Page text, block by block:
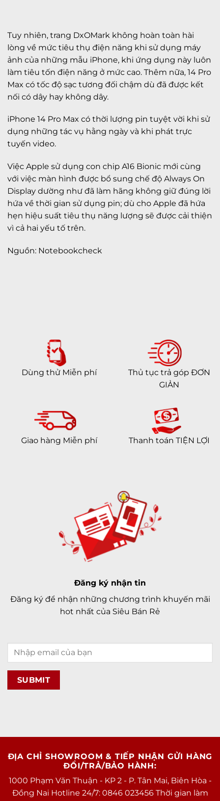
Tuy nhiên, trang DxOMark không hoàn toàn hài
lòng về mức tiêu thụ điện năng khi sử dụng máy
ảnh của những mẫu iPhone, khi ứng dụng này luôn
làm tiêu tốn điện năng ở mức cao. Thêm nữa, 14 Pro
Max có tốc độ sạc tương đối chậm dù đã được kết
nối có dây hay không dây.
iPhone 14 Pro Max có thời lượng pin tuyệt vời khi sử
dụng những tác vụ hằng ngày và khi phát trực
tuyến video.
Việc Apple sử dụng con chip A16 Bionic mới cùng
với việc màn hình được bổ sung chế độ Always On
Display dường như đã làm hãng không giữ đúng lời
hứa về thời gian sử dụng pin; dù cho Apple đã hứa
hẹn hiệu suất tiêu thụ năng lượng sẽ được cải thiện
vì cả hai yếu tố trên.
Nguồn: Notebookcheck
Dùng thử Miễn phí
Thủ tục trả góp ĐƠN
GIẢN
Giao hàng Miễn phí Thanh toán TIỆN LỢI
Đăng ký nhận tin
Đăng ký để nhận những chương trình khuyến mãi
hot nhất của Siêu Bán Rẻ
ĐỊA CHỈ SHOWROOM & TIẾP NHẬN GỬI HÀNG
ĐỔI/TRẢ/BẢO HÀNH:
1000 Phạm Văn Thuận - KP 2 - P. Tân Mai, Biên Hòa -
Đồng Nai Hotline 24/7: 0846 023456 Thời gian làm